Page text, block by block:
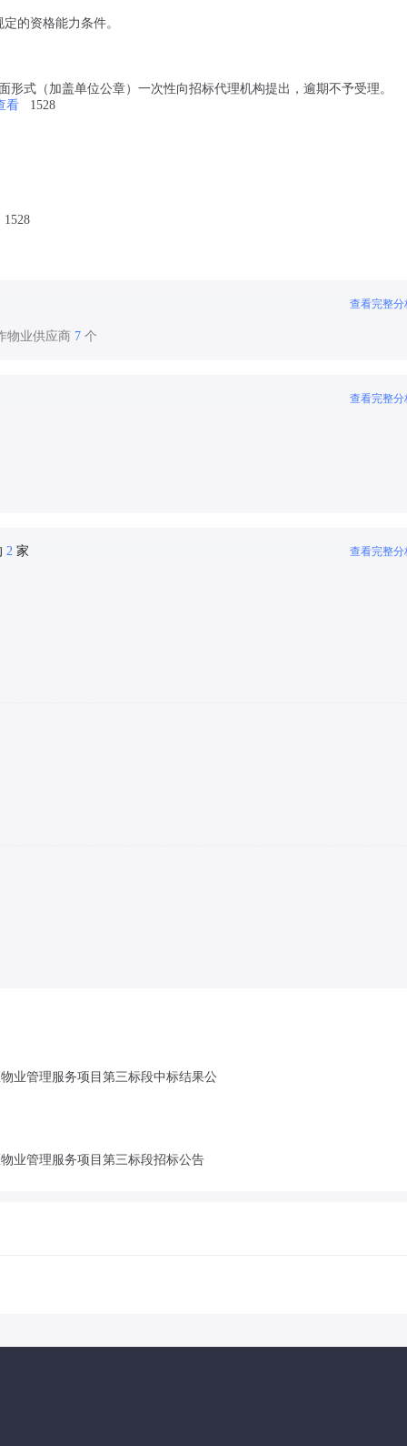
的资格能力条件。
式（加盖单位公章）一次性向招标代理机构提出，逾期不予受理。
看
1528
1528
查看完整分
物业供应商 7 个
查看完整分
2 家 查看完整分
业管理服务项目第三标段中标结果公
业管理服务项目第三标段招标公告